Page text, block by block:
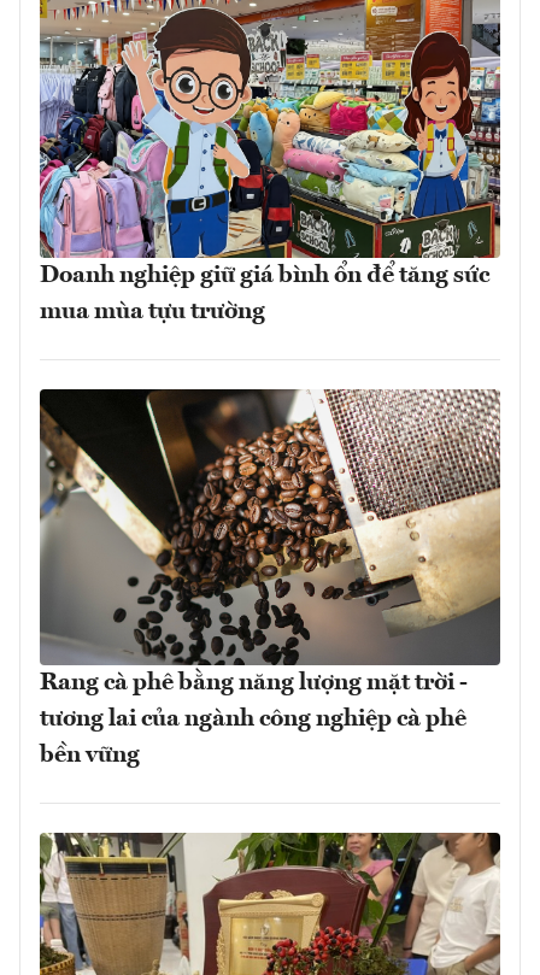
Doanh nghiệp giữ giá bình ổn để tăng sức
mua mùa tựu trường
Rang cà phê bằng năng lượng mặt trời -
tương lai của ngành công nghiệp cà phê
bền vững